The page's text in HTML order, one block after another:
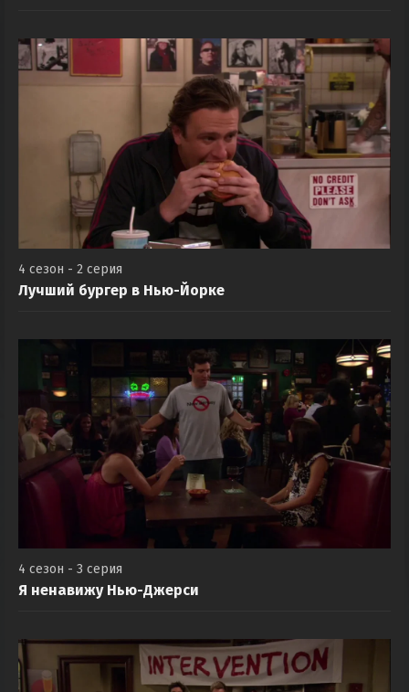
4 сезон - 2 серия
Лучший бургер в Нью-Йорке
4 сезон - 3 серия
Я ненавижу Нью-Джерси